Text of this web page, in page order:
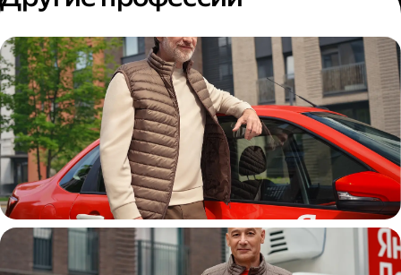
Автокурьер